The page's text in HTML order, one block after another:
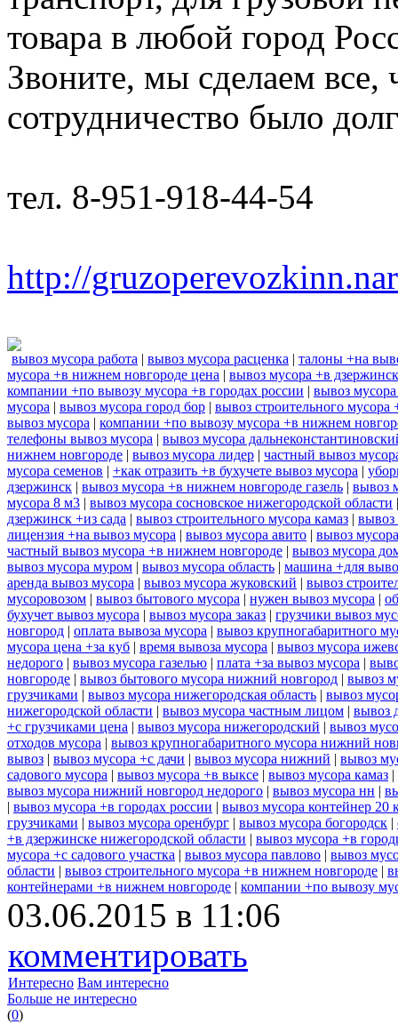
товара в любой город
Звоните, мы сделаем
сотрудничество было
тел. 8-951-918-44-54
http://
вывоз мусора работа | вывоз мусора расценка | талоны +на
мусора +в нижнем новгороде цена | вывоз мусора +в
компании +по вывозу мусора +в городах россии | вывоз мусора
мусора | вывоз мусора город бор | вывоз строительного мусора
вывоз мусора | компании +по вывозу мусора +в нижнем
телефоны вывоз мусора | вывоз мусора
нижнем новгороде | вывоз мусора лидер | частный вывоз
мусора семенов | +как отразить +в бухучете вывоз мусора |
дзержинск | вывоз мусора +в нижнем новгороде газель | вывоз
мусора 8 м3 | вывоз мусора сосновское нижегородской области
дзержинск +из сада | вывоз строительного мусора камаз | вывоз
лицензия +на вывоз мусора | вывоз мусора авито | вывоз
частный вывоз мусора +в нижнем новгороде | вывоз мусора
вывоз мусора муром | вывоз мусора область | машина +для
аренда вывоз мусора | вывоз мусора жуковский | вывоз
мусоровозом | вывоз бытового мусора | нужен вывоз мусора |
бухучет вывоз мусора | вывоз мусора заказ | грузчики вывоз
новгород | оплата вывоза мусора | вывоз крупногабаритного
мусора цена +за куб | время вывоза мусора | вывоз мусора
недорого | вывоз мусора газелью | плата +за вывоз мусора |
новгороде | вывоз бытового мусора нижний новгород | вывоз
грузчиками | вывоз мусора нижегородская область | вывоз
нижегородской области | вывоз мусора частным лицом | вывоз
+с грузчиками цена | вывоз мусора нижегородский | вывоз
отходов мусора | вывоз крупногабаритного мусора нижний
вывоз | вывоз мусора +с дачи | вывоз мусора нижний | вывоз
садового мусора | вывоз мусора +в выксе | вывоз мусора камаз |
вывоз мусора нижний новгород недорого | вывоз мусора нн |
| вывоз мусора +в городах россии | вывоз мусора контейнер 20
грузчиками | вывоз мусора оренбург | вывоз мусора богородск |
+в дзержинске нижегородской области | вывоз мусора +в
мусора +с садового участка | вывоз мусора павлово | вывоз
области | вывоз строительного мусора +в нижнем новгороде |
контейнерами +в нижнем новгороде | компании +по вывозу
03.06.2015 в 11:06
комментировать
Интересно Вам интересно
Больше не интересно
(0)